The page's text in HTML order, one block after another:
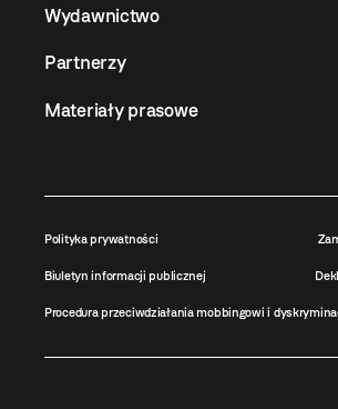
Wydawnictwo
Partnerzy
Materiały prasowe
Polityka prywatności
Biuletyn informacji publicznej
Procedura przeciwdziałania mobbingowi i